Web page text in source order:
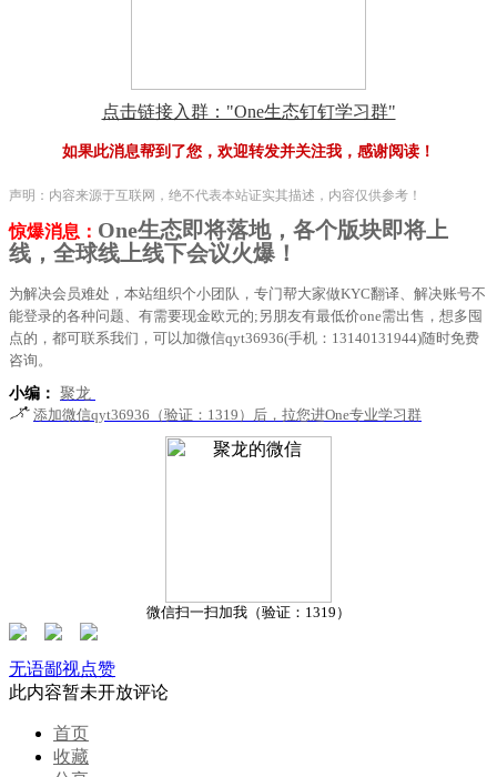
点击链接入群："One生态钉钉学习群"
如果此消息帮到了您，欢迎转发并关注我，感谢阅读！
声明：内容来源于互联网，绝不代表本站证实其描述，内容仅供参考！
惊爆消息： One生态即将落地，各个版块即将上
线，全球线上线下会议火爆！
为解决会员难处，本站组织个小团队，专门帮大家做KYC翻译、解决账号不
能登录的各种问题、有需要现金欧元的;另朋友有最低价one需出售，想多囤
点的，都可联系我们，可以加微信qyt36936(手机：13140131944)随时免费
咨询。
小编： 聚龙
添加微信qyt36936（验证：1319）后，拉您进One专业学习群
微信扫一扫加我（验证：1319）
无语鄙视点赞
此内容暂未开放评论
首页
收藏